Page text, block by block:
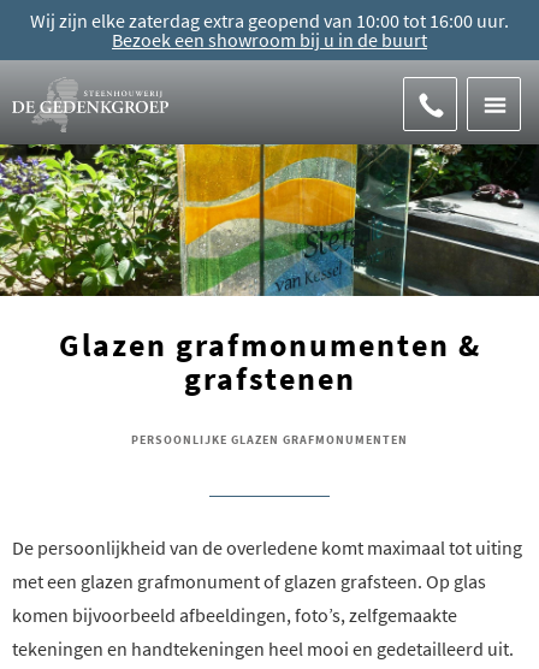
Wij zijn elke zaterdag extra geopend van 10:00 tot 16:00 uur.
Bezoek een showroom bij u in de buurt
Glazen grafmonumenten &
grafstenen
PERSOONLIJKE GLAZEN GRAFMONUMENTEN
De persoonlijkheid van de overledene komt maximaal tot uiting
met een glazen grafmonument of glazen grafsteen. Op glas
komen bijvoorbeeld afbeeldingen, foto’s, zelfgemaakte
tekeningen en handtekeningen heel mooi en gedetailleerd uit.